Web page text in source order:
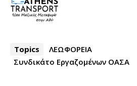
Topics
ΛΕΩΦΟΡΕΙΑ
Συνδικάτο Εργαζομένων ΟΑΣΑ